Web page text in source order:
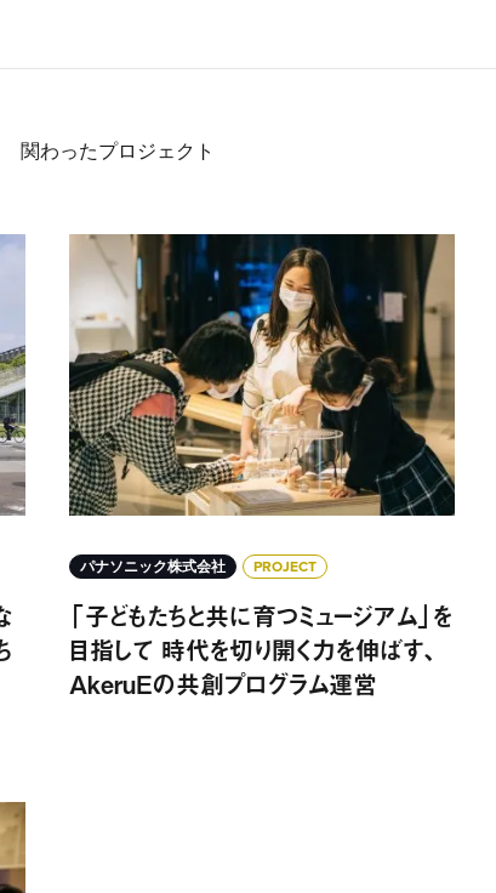
関わったプロジェクト
公共の場 「ComoNe」の立ち上げ・運営支援
パナソニック株式会社 PROJECT
「子どもたちと共に育つミュージアム」を
目指して 時代を切り開く力を伸ばす、
AkeruEの共創プログラム運営
「子どもたちと共に育つミュージアム」を目指
ジアム 「AkeruE」施設開業プロジェクト